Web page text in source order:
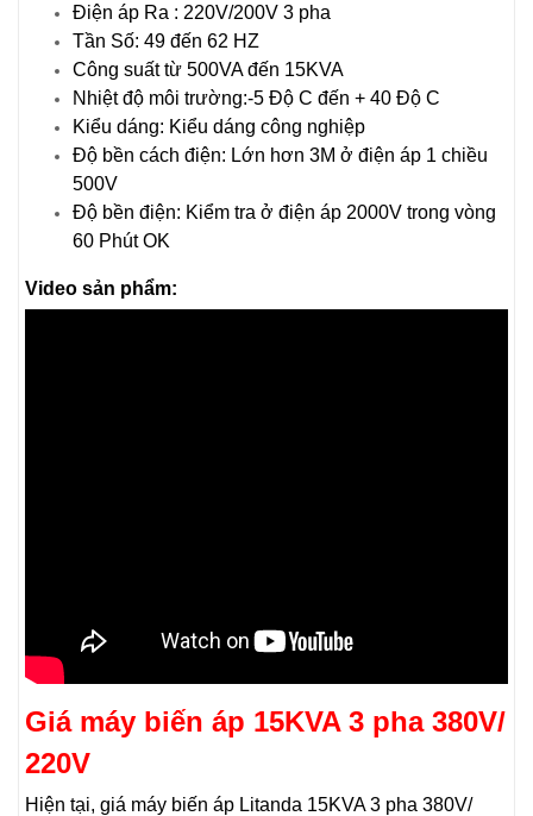
Điện áp Ra : 220V/200V 3 pha
Tần Số: 49 đến 62 HZ
Công suất từ 500VA đến 15KVA
Nhiệt độ môi trường:-5 Độ C đến + 40 Độ C
Kiểu dáng: Kiểu dáng công nghiệp
Độ bền cách điện: Lớn hơn 3M ở điện áp 1 chiều
500V
Độ bền điện: Kiểm tra ở điện áp 2000V trong vòng
60 Phút OK
Video sản phẩm:
Giá máy biến áp 15KVA 3 pha 380V/
220V
Hiện tại, giá máy biến áp Litanda 15KVA 3 pha 380V/